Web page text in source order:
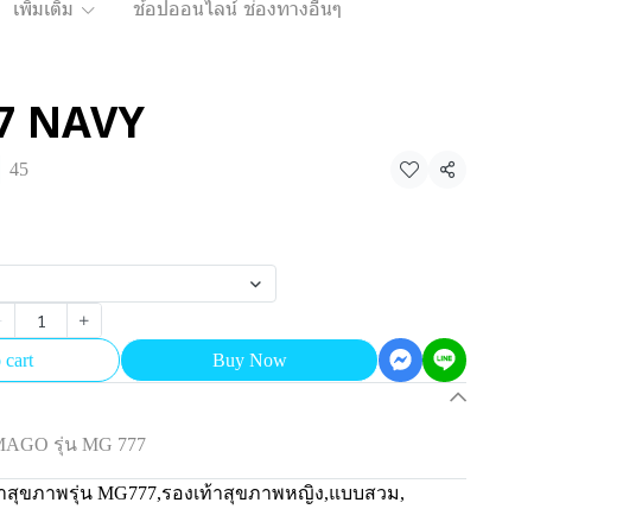
เพิ่มเติม ช้อปออนไลน์ ช่องทางอื่นๆ
NAVY
45
Share
cart
Buy Now
รุ่น MG 777
สุขภาพรุ่น MG777,รองเท้าสุขภาพหญิง,แบบสวม,